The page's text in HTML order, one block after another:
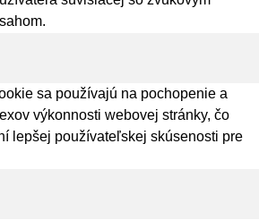
sa používajú na pochopenie a
výkonnosti webovej stránky, čo
lepšej používateľskej skúsenosti pre